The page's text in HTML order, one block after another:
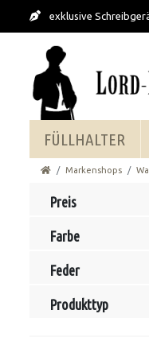
exklusive
FÜLLHALTER
Markenshops
Preis
Farbe
Feder
Produkttyp